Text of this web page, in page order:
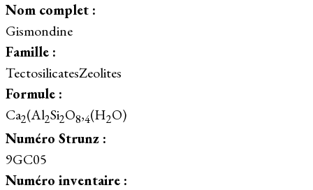
Nom complet :
Gismondine
Famille :
TectosilicatesZeolites
Formule :
Ca2(Al2Si2O8,4(H2O)
Numéro Strunz :
9GC05
Numéro inventaire :